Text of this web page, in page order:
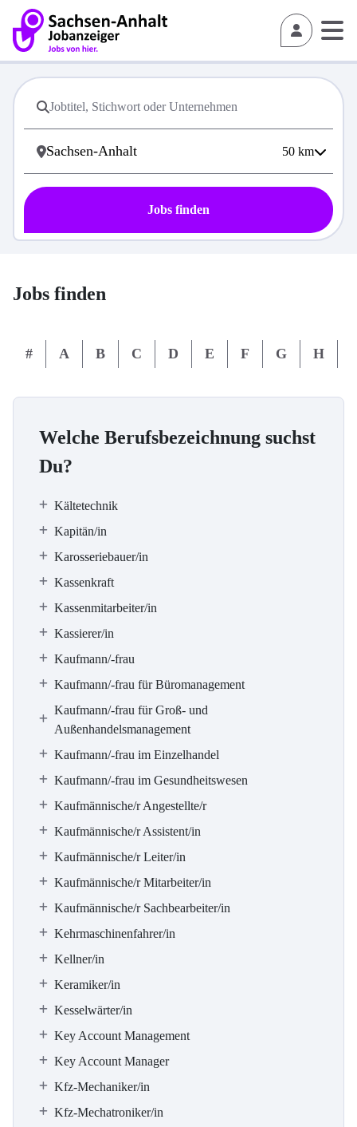
50 km
Jobs finden
Jobs finden
# A B C D E F G H
Welche Berufsbezeichnung suchst
Du?
Kältetechnik
Kapitän/in
Karosseriebauer/in
Kassenkraft
Kassenmitarbeiter/in
Kassierer/in
Kaufmann/-frau
Kaufmann/-frau für Büromanagement
Kaufmann/-frau für Groß- und
Außenhandelsmanagement
Kaufmann/-frau im Einzelhandel
Kaufmann/-frau im Gesundheitswesen
Kaufmännische/r Angestellte/r
Kaufmännische/r Assistent/in
Kaufmännische/r Leiter/in
Kaufmännische/r Mitarbeiter/in
Kaufmännische/r Sachbearbeiter/in
Kehrmaschinenfahrer/in
Kellner/in
Keramiker/in
Kesselwärter/in
Key Account Management
Key Account Manager
Kfz-Mechaniker/in
Kfz-Mechatroniker/in